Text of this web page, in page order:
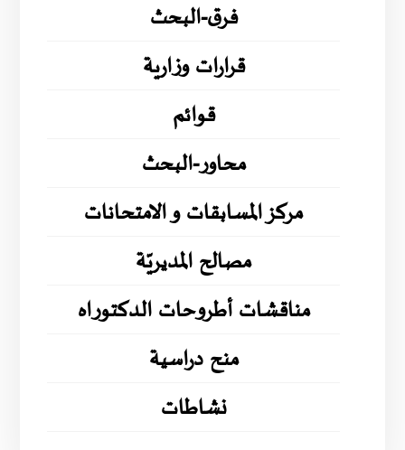
فرق-البحث
قرارات وزارية
قوائم
محاور-البحث
مركز المسابقات و الامتحانات
مصالح المديريّة
مناقشات أطروحات الدكتوراه
منح دراسية
نشاطات